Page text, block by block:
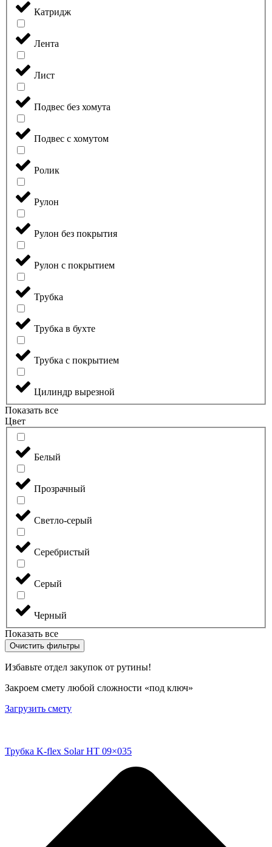
Катридж
Лента
Лист
Подвес без хомута
Подвес с хомутом
Ролик
Рулон
Рулон без покрытия
Рулон с покрытием
Трубка
Трубка в бухте
Трубка с покрытием
Цилиндр вырезной
Показать все
Цвет
Белый
Прозрачный
Светло-серый
Серебристый
Серый
Черный
Показать все
Очистить фильтры
Избавьте отдел закупок от рутины!
Закроем смету любой сложности «под ключ»
Загрузить смету
Трубка K-flex Solar HT 09×035